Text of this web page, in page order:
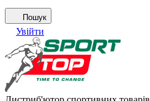
Пошук
Увійти